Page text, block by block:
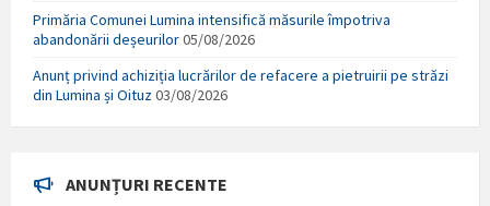
Primăria Comunei Lumina intensifică măsurile împotriva
abandonării deșeurilor05/08/2026
Anunț privind achiziția lucrărilor de refacere a pietruirii pe străzi
din Lumina și Oituz03/08/2026
ANUNȚURI RECENTE